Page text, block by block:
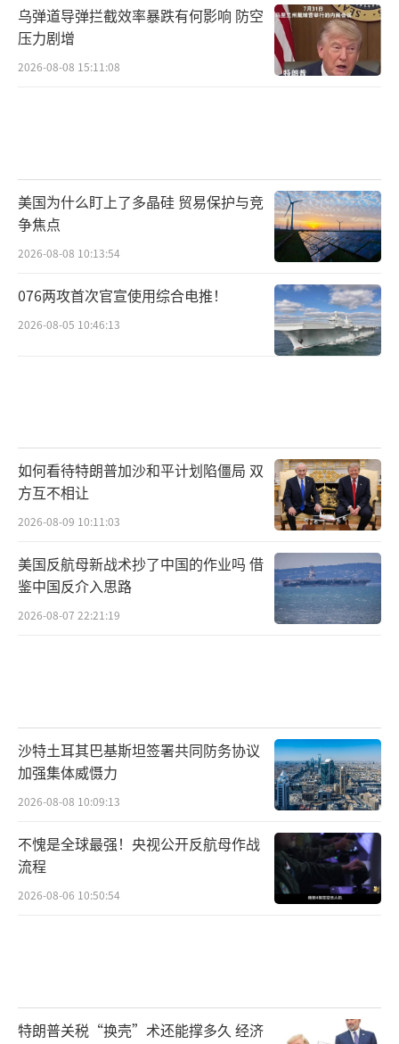
乌弹道导弹拦截效率暴跌有何影响 防空
压力剧增
2026-08-08 15:11:08
美国为什么盯上了多晶硅 贸易保护与竞
争焦点
2026-08-08 10:13:54
076两攻首次官宣使用综合电推！
2026-08-05 10:46:13
如何看待特朗普加沙和平计划陷僵局 双
方互不相让
2026-08-09 10:11:03
美国反航母新战术抄了中国的作业吗 借
鉴中国反介入思路
2026-08-07 22:21:19
沙特土耳其巴基斯坦签署共同防务协议
加强集体威慑力
2026-08-08 10:09:13
不愧是全球最强！央视公开反航母作战
流程
2026-08-06 10:50:54
特朗普关税“换壳”术还能撑多久 经济